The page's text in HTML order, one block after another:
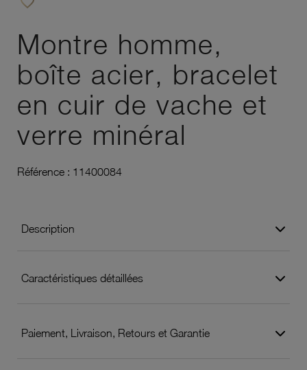
Montre homme,
boîte acier, bracelet
en cuir de vache et
verre minéral
Référence : 11400084
Description
Caractéristiques détaillées
Paiement, Livraison, Retours et Garantie